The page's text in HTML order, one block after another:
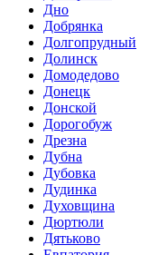
Дно
Добрянка
Долгопрудный
Долинск
Домодедово
Донецк
Донской
Дорогобуж
Дрезна
Дубна
Дубовка
Дудинка
Духовщина
Дюртюли
Дятьково